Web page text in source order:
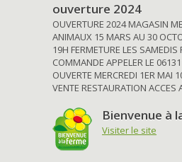
ouverture 2024
OUVERTURE 2024 MAGASIN
ANIMAUX 15 MARS AU 30
19H FERMETURE LES SAMEDIS
COMMANDE APPELER LE
OUVERTE MERCREDI 1ER MAI
VENTE RESTAURATION ACCES
Bienvenue à
Visiter le site